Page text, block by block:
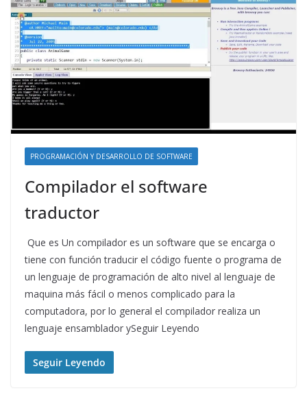
PROGRAMACIÓN Y DESARROLLO DE SOFTWARE
Compilador el software
traductor
Que es Un compilador es un software que se encarga o
tiene con función traducir el código fuente o programa de
un lenguaje de programación de alto nivel al lenguaje de
maquina más fácil o menos complicado para la
computadora, por lo general el compilador realiza un
lenguaje ensamblador ySeguir Leyendo
Seguir Leyendo